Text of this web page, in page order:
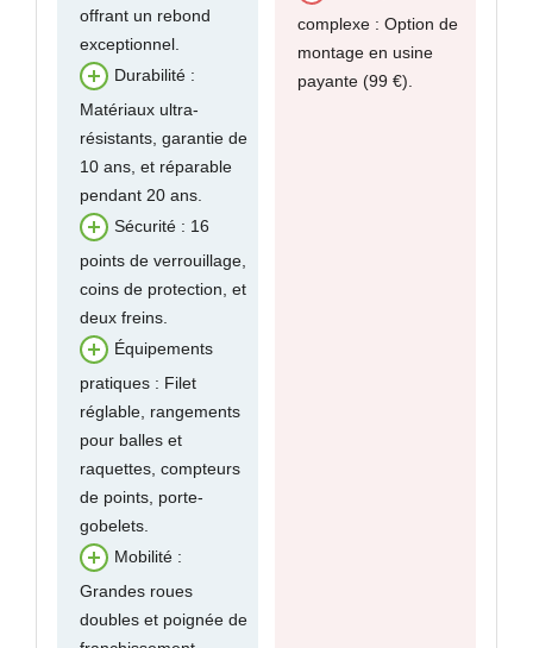
offrant un rebond
exceptionnel.
Durabilité :
Matériaux ultra-
résistants, garantie de
10 ans, et réparable
pendant 20 ans.
Sécurité : 16
points de verrouillage,
coins de protection, et
deux freins.
Équipements
pratiques : Filet
réglable, rangements
pour balles et
raquettes, compteurs
de points, porte-
gobelets.
Mobilité :
Grandes roues
doubles et poignée de
complexe : Option de
montage en usine
payante (99 €).